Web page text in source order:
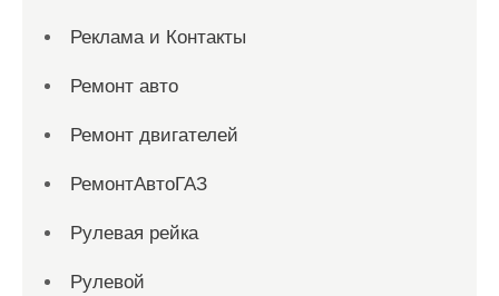
Реклама и Контакты
Ремонт авто
Ремонт двигателей
РемонтАвтоГАЗ
Рулевая рейка
Рулевой